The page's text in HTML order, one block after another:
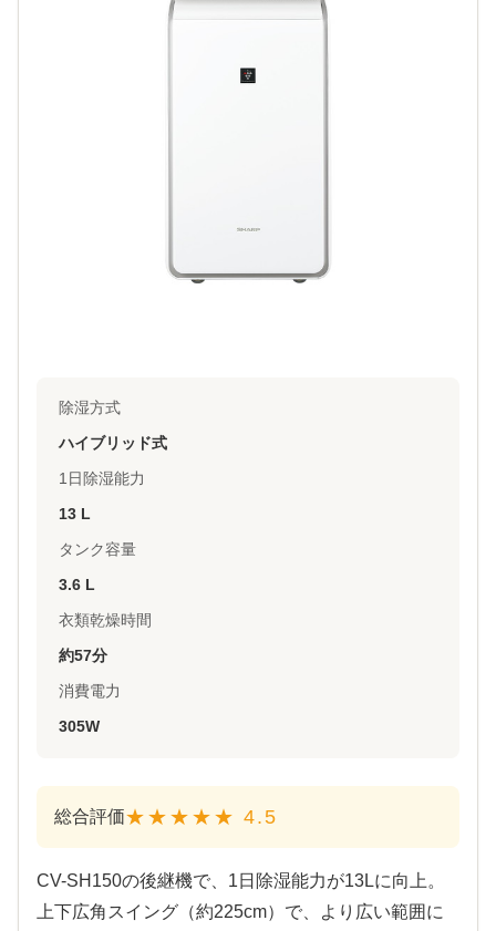
除湿方式
ハイブリッド式
1日除湿能力
13 L
タンク容量
3.6 L
衣類乾燥時間
約57分
消費電力
305W
総合評価★★★★★ 4.5
CV-SH150の後継機で、1日除湿能力が13Lに向上。
上下広角スイング（約225cm）で、より広い範囲に